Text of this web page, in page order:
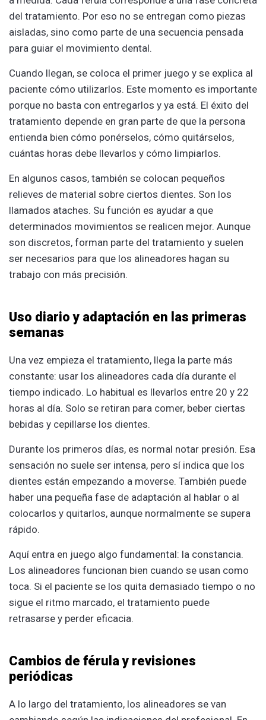
del tratamiento. Por eso no se entregan como piezas
aisladas, sino como parte de una secuencia pensada
para guiar el movimiento dental.
Cuando llegan, se coloca el primer juego y se explica al
paciente cómo utilizarlos. Este momento es importante
porque no basta con entregarlos y ya está. El éxito del
tratamiento depende en gran parte de que la persona
entienda bien cómo ponérselos, cómo quitárselos,
cuántas horas debe llevarlos y cómo limpiarlos.
En algunos casos, también se colocan pequeños
relieves de material sobre ciertos dientes. Son los
llamados ataches. Su función es ayudar a que
determinados movimientos se realicen mejor. Aunque
son discretos, forman parte del tratamiento y suelen
ser necesarios para que los alineadores hagan su
trabajo con más precisión.
Uso diario y adaptación en las primeras
semanas
Una vez empieza el tratamiento, llega la parte más
constante: usar los alineadores cada día durante el
tiempo indicado. Lo habitual es llevarlos entre 20 y 22
horas al día. Solo se retiran para comer, beber ciertas
bebidas y cepillarse los dientes.
Durante los primeros días, es normal notar presión. Esa
sensación no suele ser intensa, pero sí indica que los
dientes están empezando a moverse. También puede
haber una pequeña fase de adaptación al hablar o al
colocarlos y quitarlos, aunque normalmente se supera
rápido.
Aquí entra en juego algo fundamental: la constancia.
Los alineadores funcionan bien cuando se usan como
toca. Si el paciente se los quita demasiado tiempo o no
sigue el ritmo marcado, el tratamiento puede
retrasarse y perder eficacia.
Cambios de férula y revisiones
periódicas
A lo largo del tratamiento, los alineadores se van